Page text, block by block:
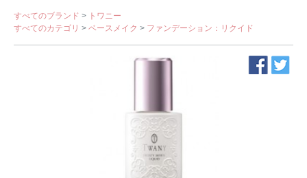
すべてのブランド > トワニー
すべてのカテゴリ > ベースメイク > ファンデーション：リクイド